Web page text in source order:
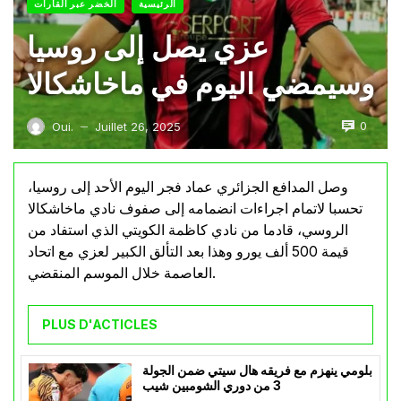
الخضر عبر القارات الرئيسية
عزي يصل إلى روسيا
وسيمضي اليوم في ماخاشكالا
Oui. — Juillet 26, 2025 0
وصل المدافع الجزائري عماد فجر اليوم الأحد إلى روسيا،
تحسبا لاتمام اجراءات انضمامه إلى صفوف نادي ماخاشكالا
الروسي، قادما من نادي كاظمة الكويتي الذي استفاد من
قيمة 500 ألف يورو وهذا بعد التألق الكبير لعزي مع اتحاد
العاصمة خلال الموسم المنقضي.
PLUS D'ACTICLES
بلومي ينهزم مع فريقه هال سيتي ضمن الجولة
3 من دوري الشومبين شيب